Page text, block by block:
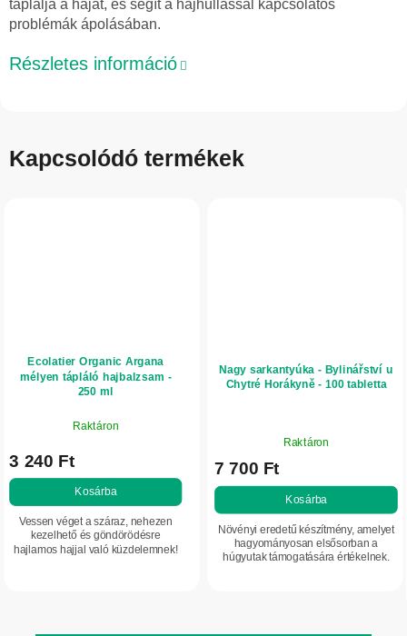
táplálja a hajat, és segít a hajhullással kapcsolatos
problémák ápolásában.
Részletes információ
Kapcsolódó termékek
Ecolatier Organic Argana
mélyen tápláló hajbalzsam -
250 ml
Raktáron
3 240 Ft
Kosárba
Vessen véget a száraz, nehezen
kezelhető és göndörödésre
hajlamos hajjal való küzdelemnek!
Nagy sarkantyúka - Bylinářství u
Chytré Horákyně - 100 tabletta
átlagos
értékelése
5-
ből
csillag.
Raktáron
7 700 Ft
Kosárba
Növényi eredetű készítmény, amelyet
hagyományosan elsősorban a
húgyutak támogatására értékelnek.